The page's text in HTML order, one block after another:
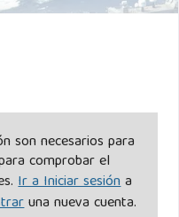
son necesarios para
comprobar el
Ir a Iniciar sesióna
una nueva cuenta.